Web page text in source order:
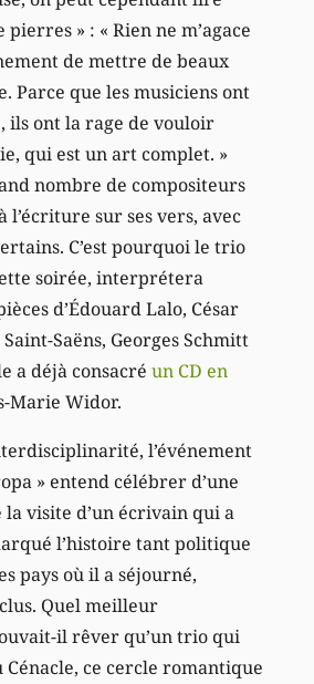
pierres » : « Rien ne m’agace
de mettre de beaux
Parce que les musiciens ont
ils ont la rage de vouloir
qui est un art complet. »
nombre de compositeurs
l’écriture sur ses vers, avec
C’est pourquoi le trio
soirée, interprétera
d’Édouard Lalo, César
Saëns, Georges Schmitt
a déjà consacré un CD en
Marie Widor.
l’événement
» entend célébrer d’une
visite d’un écrivain qui a
l’histoire tant politique
pays où il a séjourné,
Quel meilleur
il rêver qu’un trio qui
ce cercle romantique